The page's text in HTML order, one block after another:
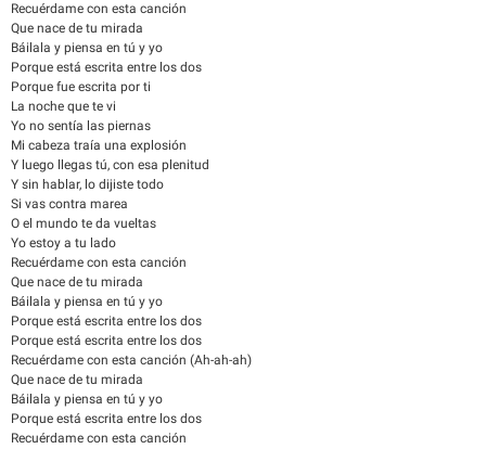
Recuérdame con esta canción
Que nace de tu mirada
Báilala y piensa en tú y yo
Porque está escrita entre los dos
Porque fue escrita por ti
La noche que te vi
Yo no sentía las piernas
Mi cabeza traía una explosión
Y luego llegas tú, con esa plenitud
Y sin hablar, lo dijiste todo
Si vas contra marea
O el mundo te da vueltas
Yo estoy a tu lado
Recuérdame con esta canción
Que nace de tu mirada
Báilala y piensa en tú y yo
Porque está escrita entre los dos
Porque está escrita entre los dos
Recuérdame con esta canción (Ah-ah-ah)
Que nace de tu mirada
Báilala y piensa en tú y yo
Porque está escrita entre los dos
Recuérdame con esta canción